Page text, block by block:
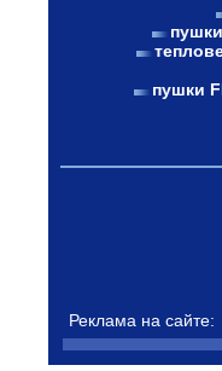
пушки
Реклама на сайте: